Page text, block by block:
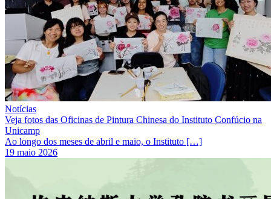
Notícias
Veja fotos das Oficinas de Pintura Chinesa do Instituto Confúcio na
Unicamp
Ao longo dos meses de abril e maio, o Instituto […]
19 maio 2026